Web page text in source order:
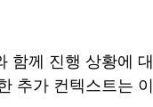
함께 진행 상황에
추가 컨텍스트는